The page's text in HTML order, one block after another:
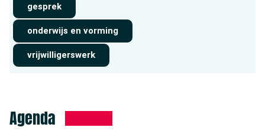
gesprek
onderwijs en vorming
vrijwilligerswerk
Agenda